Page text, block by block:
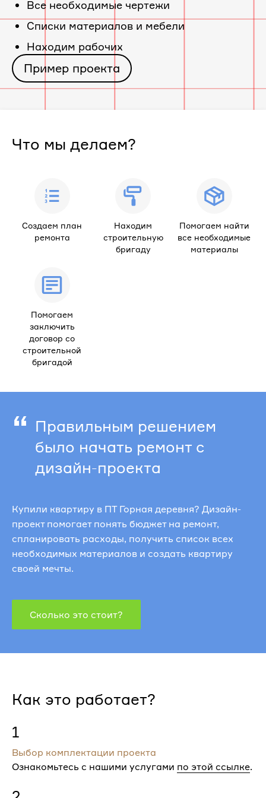
«ПТ
Горная
деревня»
Все необходимые чертежи
Cписки материалов и мебели
Находим рабочих
Пример проекта
Что мы делаем?
Создаем план
ремонта
Находим
строительную
бригаду
Помогаем найти
все необходимые
материалы
Помогаем
заключить
договор со
строительной
бригадой
“ Правильным решением
было начать ремонт с
дизайн-проекта
Купили квартиру в ПТ Горная деревня? Дизайн-
проект помогает понять бюджет на ремонт,
спланировать расходы, получить список всех
необходимых материалов и создать квартиру
своей мечты.
Сколько это стоит?
Как это работает?
1
Выбор комплектации проекта
Ознакомьтесь с нашими услугами по этой ссылке.